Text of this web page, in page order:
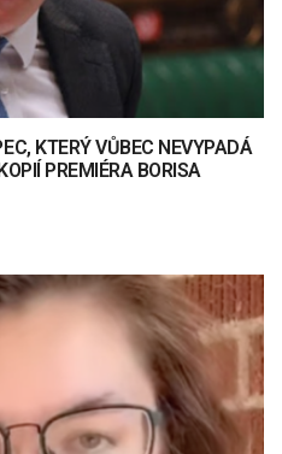
KTERÝ VŮBEC NEVYPADÁ
PREMIÉRA BORISA